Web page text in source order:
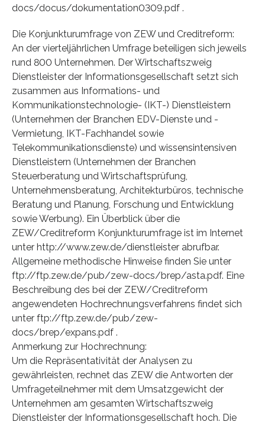
docs/docus/dokumentation0309.pdf .
Die Konjunkturumfrage von ZEW und Creditreform:
An der vierteljährlichen Umfrage beteiligen sich jeweils
rund 800 Unternehmen. Der Wirtschaftszweig
Dienstleister der Informationsgesellschaft setzt sich
zusammen aus Informations- und
Kommunikationstechnologie- (IKT-) Dienstleistern
(Unternehmen der Branchen EDV-Dienste und -
Vermietung, IKT-Fachhandel sowie
Telekommunikationsdienste) und wissensintensiven
Dienstleistern (Unternehmen der Branchen
Steuerberatung und Wirtschaftsprüfung,
Unternehmensberatung, Architekturbüros, technische
Beratung und Planung, Forschung und Entwicklung
sowie Werbung). Ein Überblick über die
ZEW/Creditreform Konjunkturumfrage ist im Internet
unter http://www.zew.de/dienstleister abrufbar.
Allgemeine methodische Hinweise finden Sie unter
ftp://ftp.zew.de/pub/zew-docs/brep/asta.pdf. Eine
Beschreibung des bei der ZEW/Creditreform
angewendeten Hochrechnungsverfahrens findet sich
unter ftp://ftp.zew.de/pub/zew-
docs/brep/expans.pdf .
Anmerkung zur Hochrechnung:
Um die Repräsentativität der Analysen zu
gewährleisten, rechnet das ZEW die Antworten der
Umfrageteilnehmer mit dem Umsatzgewicht der
Unternehmen am gesamten Wirtschaftszweig
Dienstleister der Informationsgesellschaft hoch. Die